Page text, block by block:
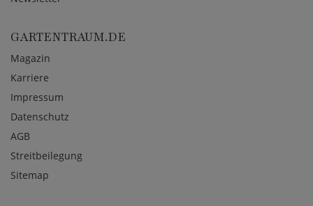
GARTENTRAUM.DE
Magazin
Karriere
Impressum
Datenschutz
AGB
Streitbeilegung
Sitemap